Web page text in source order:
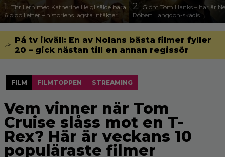
1. Thrillern med Katherine Heigl sålde bara
6 biobiljetter – historiens lägsta intäkter
2. Glöm Tom Hanks – här är
Robert Langdon-skådis
På tv ikväll: En av Nolans bästa filmer fyller
20 – gick nästan till en annan regissör
FILM FILMTOPPEN STREAMING
Vem vinner när Tom
Cruise slåss mot en T-
Rex? Här är veckans 10
populäraste filmer